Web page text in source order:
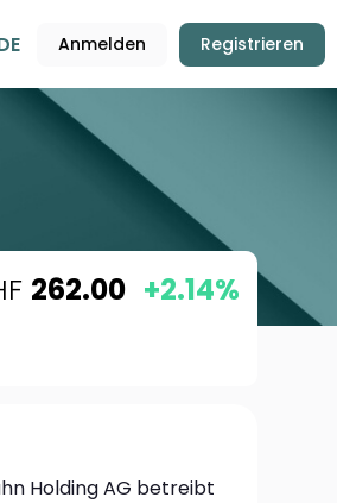
Anmelden Registrieren
262.00 +2.14%
Holding AG betreibt